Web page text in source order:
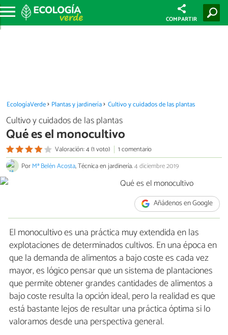
COMPARTIR
EcologíaVerde Plantas y jardinería Cultivo y cuidados de las plantas
Cultivo y cuidados de las plantas
Qué es el monocultivo
Valoración: 4 (1 voto)
1 comentario
PorMª Belén Acosta, Técnica en jardinería.4 diciembre 2019
Añádenos en Google
El monocultivo es una práctica muy extendida en las
explotaciones de determinados cultivos. En una época en
que la demanda de alimentos a bajo coste es cada vez
mayor, es lógico pensar que un sistema de plantaciones
que permite obtener grandes cantidades de alimentos a
bajo coste resulta la opción ideal, pero la realidad es que
está bastante lejos de resultar una práctica óptima si lo
valoramos desde una perspectiva general.